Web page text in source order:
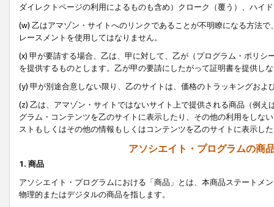
ダイレクトページの利用によるものも含め）クローク（覆う）、ハイ
(w) 乙はアマゾン・サイトへのリンクであることが不明瞭になる方法
レースメントを使用してはなりません。
(x) 甲が要請する場合、乙は、甲に対して、乙が（プログラム・ポリ
を提供するものとします。乙が甲の要請にしたがって証明書を提供し
(y) 甲が別途合意しない限り、乙のサイトは、価格のトラッキングお
(z) 乙は、アマゾン・サイトではないサイト上で提供される商品（例
グラム・コンテンツを乙のサイトに表示したり、その他の利用をしな
ストもしくはその他の情報もしくはコンテンツを乙のサイトに表示し
アソシエイト・プログラムの商
1. 商品
アソシエイト・プログラムにおける「商品」とは、本商品ステートメ
物理的またはデジタルの商品を指します。